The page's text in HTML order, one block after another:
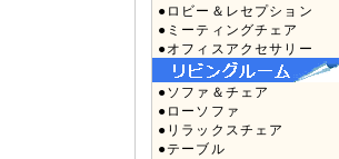
●ロビー＆レセプション
●ミーティングチェア
●オフィスアクセサリー
●ソファ＆チェア
●ローソファ
●リラックスチェア
●テーブル